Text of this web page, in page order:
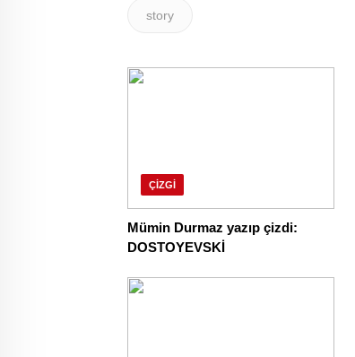
story
ÇIZGI
Mümin Durmaz yazıp çizdi:
DOSTOYEVSKİ